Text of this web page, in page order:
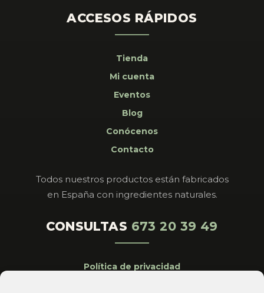
ACCESOS RÁPIDOS
Tienda
Mi cuenta
Eventos
Blog
Conócenos
Contacto
Todos nuestros productos están fabricados
en España con ingredientes naturales.
CONSULTAS 673 20 39 49
Política de privacidad